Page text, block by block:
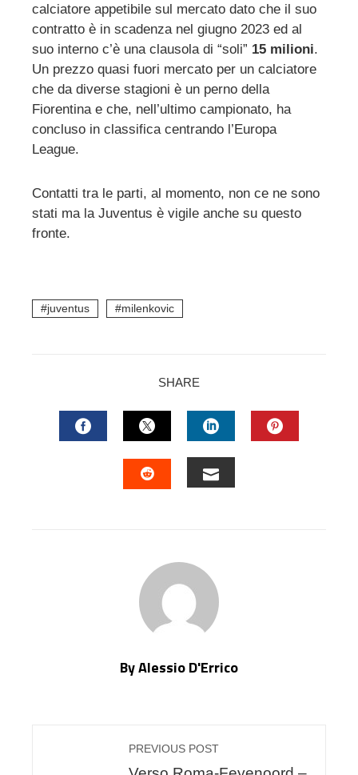
calciatore appetibile sul mercato dato che il suo
contratto è in scadenza nel giugno 2023 ed al
suo interno c’è una clausola di “soli” 15 milioni.
Un prezzo quasi fuori mercato per un calciatore
che da diverse stagioni è un perno della
Fiorentina e che, nell’ultimo campionato, ha
concluso in classifica centrando l’Europa
League.
Contatti tra le parti, al momento, non ce ne sono
stati ma la Juventus è vigile anche su questo
fronte.
juventus milenkovic
SHARE
FACEBOOKTWITTERLINKEDIN
By Alessio D'Errico
PREVIOUS POST